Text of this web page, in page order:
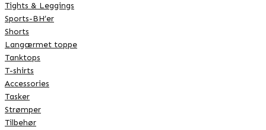
Tights & Leggings
Sports-BH’er
Shorts
Langærmet toppe
Tanktops
T-shirts
Accessories
Tasker
Strømper
Tilbehør